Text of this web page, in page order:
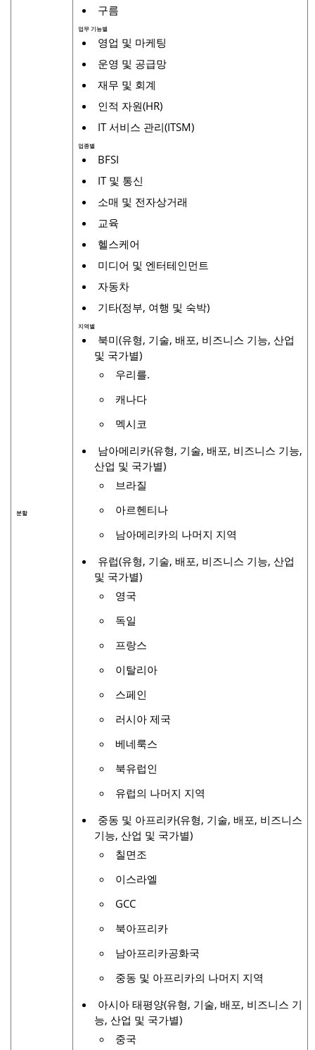
분할
구름
업무 기능별
영업 및 마케팅
운영 및 공급망
재무 및 회계
인적 자원(HR)
IT 서비스 관리(ITSM)
업종별
BFSI
IT 및 통신
소매 및 전자상거래
교육
헬스케어
미디어 및 엔터테인먼트
자동차
기타(정부, 여행 및 숙박)
지역별
북미(유형, 기술, 배포, 비즈니스 기능, 산업
및 국가별)
우리를.
캐나다
멕시코
남아메리카(유형, 기술, 배포, 비즈니스 기능,
산업 및 국가별)
브라질
아르헨티나
남아메리카의 나머지 지역
유럽(유형, 기술, 배포, 비즈니스 기능, 산업
및 국가별)
영국
독일
프랑스
이탈리아
스페인
러시아 제국
베네룩스
북유럽인
유럽의 나머지 지역
중동 및 아프리카(유형, 기술, 배포, 비즈니스
기능, 산업 및 국가별)
칠면조
이스라엘
GCC
북아프리카
남아프리카공화국
중동 및 아프리카의 나머지 지역
아시아 태평양(유형, 기술, 배포, 비즈니스 기
능, 산업 및 국가별)
중국